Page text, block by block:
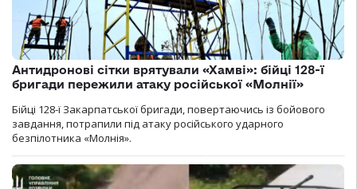
Антидронові сітки врятували «Хамві»: бійці 128-ї
бригади пережили атаку російської «Молнії»
Бійці 128-ї Закарпатської бригади, повертаючись із бойового
завдання, потрапили під атаку російського ударного
безпілотника «Молнія».